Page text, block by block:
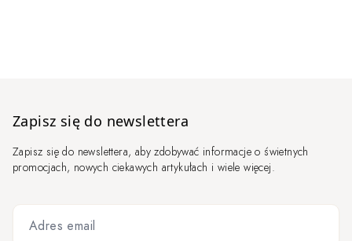
Zapisz się do newslettera
Zapisz się do newslettera, aby zdobywać informacje o świetnych
promocjach, nowych ciekawych artykułach i wiele więcej.
Adres email